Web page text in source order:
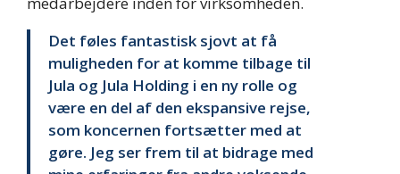
Det føles fantastisk sjovt at få
muligheden for at komme tilbage til
Jula og Jula Holding i en ny rolle og
være en del af den ekspansive rejse,
som koncernen fortsætter med at
gøre. Jeg ser frem til at bidrage med